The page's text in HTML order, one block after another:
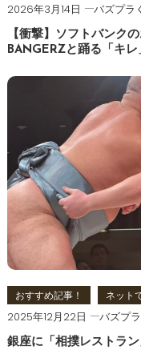
2026年3月14日 バズプラ
【衝撃】ソフトバンク
BANGERZと踊る「キ
おすすめ記事！ ネット
2025年12月22日 バズプ
銀座に「相撲レストラ